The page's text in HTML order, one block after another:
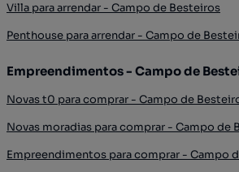
Villa para arrendar - Campo de Besteiros
Penthouse para arrendar - Campo de
Empreendimentos - Campo de
Novas t0 para comprar - Campo de
Novas moradias para comprar - Campo de
Empreendimentos para comprar - Campo